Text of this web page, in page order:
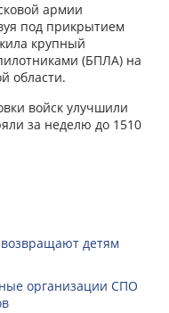
армии
под прикрытием
крупный
(БПЛА) на
области.
войск улучшили
за неделю до 1510
детям
организации СПО